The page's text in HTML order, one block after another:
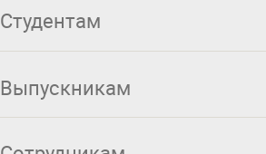
Студентам
Выпускникам